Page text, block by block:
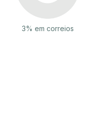
3% em correios